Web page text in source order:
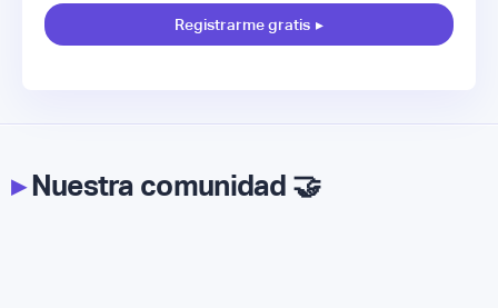
Registrarme gratis ▸
▸Nuestra comunidad 🤝